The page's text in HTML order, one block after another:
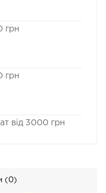
грн
грн
від 3000 грн
(0)